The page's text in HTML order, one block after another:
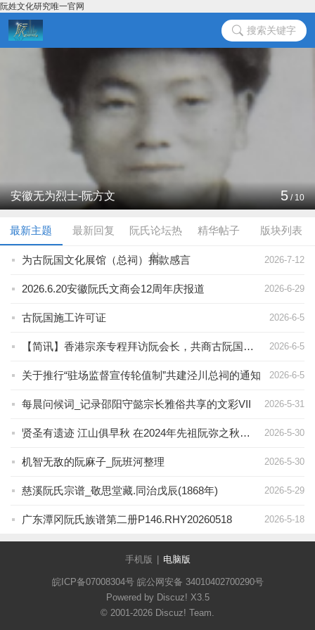
阮姓文化研究唯一官网
搜索关键字
安徽无为烈士-阮方文 5/10
最新主题 最新回复 阮氏论坛热
帖
精华帖子 版块列表
2026-7-12
为古阮国文化展馆（总祠）捐款感言
2026-6-29
2026.6.20安徽阮氏文商会12周年庆报道
2026-6-5
古阮国施工许可证
2026-6-5
【简讯】香港宗亲专程拜访阮会长，共商古阮国文化展馆建设！
2026-6-5
关于推行“驻场监督宣传轮值制”共建泾川总祠的通知
2026-5-31
每晨问候词_记录邵阳守懿宗长雅俗共享的文彩VII
2026-5-30
贤圣有遗迹 江山俱早秋 在2024年先祖阮弥之秋祭典礼活动上的讲话
2026-5-30
机智无敌的阮麻子_阮班河整理
2026-5-29
慈溪阮氏宗谱_敬思堂藏.同治戊辰(1868年)
2026-5-18
广东潭冈阮氏族谱第二册P146.RHY20260518
手机版 电脑版
皖ICP备07008304号 皖公网安备 34010402700290号
Powered by Discuz! X3.5
© 2001-2026 Discuz! Team.